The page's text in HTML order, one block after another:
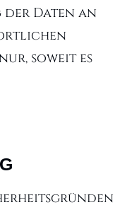
Daten an
soweit es